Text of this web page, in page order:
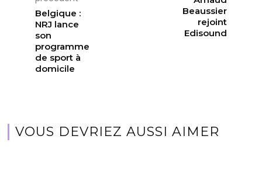
Belgique :
NRJ lance
son
programme
de sport à
domicile
Beaussier
rejoint
Edisound
VOUS DEVRIEZ AUSSI AIMER